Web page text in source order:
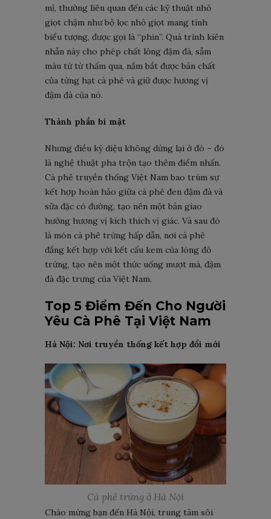
mỉ, thường liên quan đến các kỹ thuật nhỏ
giọt chậm như bộ lọc nhỏ giọt mang tính
biểu tượng, được gọi là “phin”. Quá trình kiên
nhẫn này cho phép chất lỏng đậm đà, sẫm
màu từ từ thấm qua, nắm bắt được bản chất
của từng hạt cà phê và giữ được hương vị
đậm đà của nó.
Thành phần bí mật
Nhưng điều kỳ diệu không dừng lại ở đó – đó
là nghệ thuật pha trộn tạo thêm điểm nhấn.
Cà phê truyền thống Việt Nam bao trùm sự
kết hợp hoàn hảo giữa cà phê đen đậm đà và
sữa đặc có đường, tạo nên một bản giao
hưởng hương vị kích thích vị giác. Và sau đó
là món cà phê trứng hấp dẫn, nơi cà phê
đắng kết hợp với kết cấu kem của lòng đỏ
trứng, tạo nên một thức uống mượt mà, đậm
đà đặc trưng của Việt Nam.
Top 5 Điểm Đến Cho Người
Yêu Cà Phê Tại Việt Nam
Hà Nội: Nơi truyền thống kết hợp đổi mới
Cà phê trứng ở Hà Nội
Chào mừng bạn đến Hà Nội, trung tâm sôi